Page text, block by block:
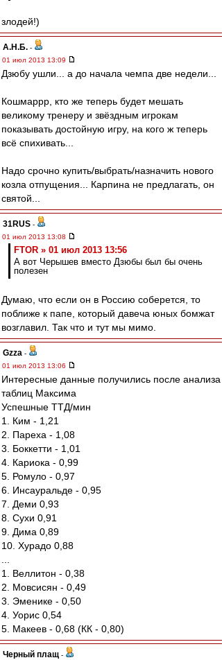
злодей!)
А.Н.Б. -
01 июл 2013 13:09
Дзюбу ушли... а до начала чемпа две недели...
Кошмаррр, кто же теперь будет мешать
великому тренеру и звёздным игрокам
показывать достойную игру, на кого ж теперь
всё спихивать...
Надо срочно купить/выбрать/назначить нового
козла отпущения... Карпина не предлагать, он
святой...
31RUS -
01 июл 2013 13:08
FTOR » 01 июл 2013 13:56
А вот Черышев вместо Дзюбы был бы очень
полезен
Думаю, что если он в Россию соберется, то
поближе к папе, который давеча юных бомжат
возглавил. Так что и тут мы мимо.
Gzza -
01 июл 2013 13:06
Интересные данные получились после анализа
таблиц Максима
Успешные ТТД/мин
1. Ким - 1,21
2. Пареха - 1,08
3. Боккетти - 1,01
4. Кариока - 0,99
5. Ромуло - 0,97
6. Инсауральде - 0,95
7. Деми 0,93
8. Сухи 0,91
9. Дима 0,89
10. Хурадо 0,88
1. Веллитон - 0,38
2. Мовсисян - 0,49
3. Эменике - 0,50
4. Уорис 0,54
5. Макеев - 0,68 (КК - 0,80)
Черный плащ -